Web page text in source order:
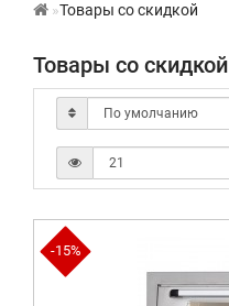
Товары со скидкой
Товары со скидкой
-15%